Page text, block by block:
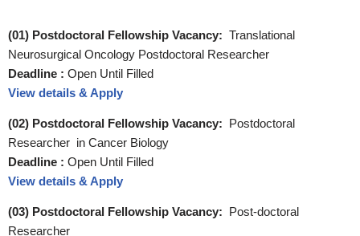
(01) Postdoctoral Fellowship Vacancy: Translational
Neurosurgical Oncology Postdoctoral Researcher
Deadline : Open Until Filled
View details & Apply
(02) Postdoctoral Fellowship Vacancy: Postdoctoral
Researcher in Cancer Biology
Deadline : Open Until Filled
View details & Apply
(03) Postdoctoral Fellowship Vacancy: Post-doctoral
Researcher